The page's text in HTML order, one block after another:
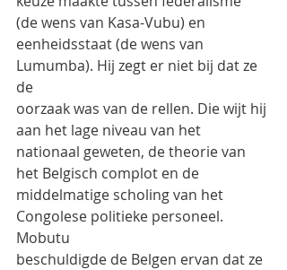
(de wens van Kasa-Vubu) en
eenheidsstaat (de wens van
Lumumba). Hij zegt er niet bij dat ze
de
oorzaak was van de rellen. Die wijt hij
aan het lage niveau van het
nationaal geweten, de theorie van
het Belgisch complot en de
middelmatige scholing van het
Congolese politieke personeel.
Mobutu
beschuldigde de Belgen ervan dat ze